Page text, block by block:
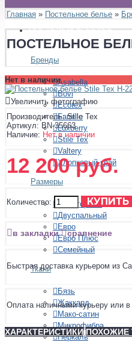
ПОСТЕЛЬНОЕ БЕЛЬЕ
Бренды
Asabella
Bovi
Ecotex
Famille
Luxberry
Stile Tex
Valtery
Хлопковый край
Размеры
Полуторный
Двуспальный
Евро
Евро Плюс
Семейный
Ткани
Бязь
Жаккард
Мако-сатин
Микрофибра
Перкаль
Главная » Постельное белье »
ПОСТЕЛЬНОЕ
Нет в наличии
Увеличить фотографию
Производитель:Stile Tex
Артикул: BN-35663
Наличие: Нет в наличии
12 200 руб.
Количество: КУПИТЬ
в закладки сравнение
Быстрая доставка курьером из
Оплата наличными курьеру или
ХАРАКТЕРИСТИКИ ПОХОЖИЕ